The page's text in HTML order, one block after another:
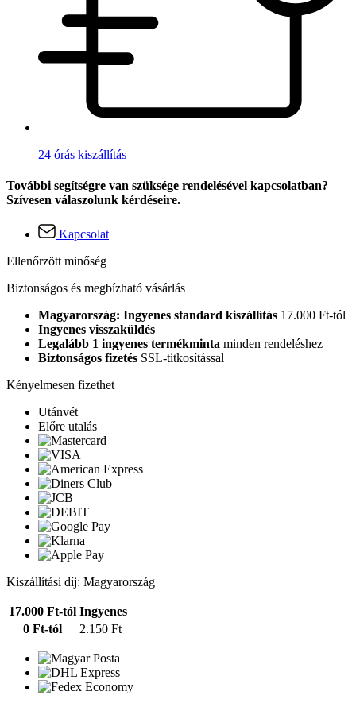
24 órás kiszállítás
További segítségre van szüksége rendelésével kapcsolatban?
Szívesen válaszolunk kérdéseire.
Kapcsolat
Ellenőrzött minőség
Biztonságos és megbízható vásárlás
Magyarország: Ingyenes standard kiszállítás 17.000 Ft-tól
Ingyenes visszaküldés
Legalább 1 ingyenes termékminta minden rendeléshez
Biztonságos fizetés SSL-titkosítással
Kényelmesen fizethet
Utánvét
Előre utalás
Kiszállítási díj: Magyarország
17.000 Ft-tól Ingyenes
0 Ft-tól
2.150 Ft